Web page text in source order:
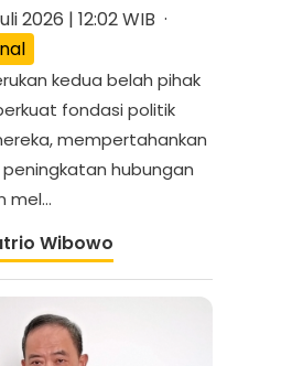
2026 | 12:02 WIB ·
kedua belah pihak
fondasi politik
mempertahankan
hubungan
mel...
Wibowo